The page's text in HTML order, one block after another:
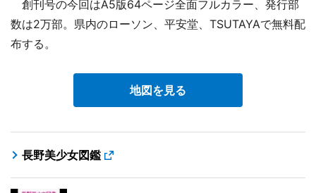
創刊号の今回はA5版64ページ全面フルカラー、発行部
数は2万部。県内のローソン、平安堂、TSUTAYAで無料配
布する。
地図を見る
長野美少女図鑑